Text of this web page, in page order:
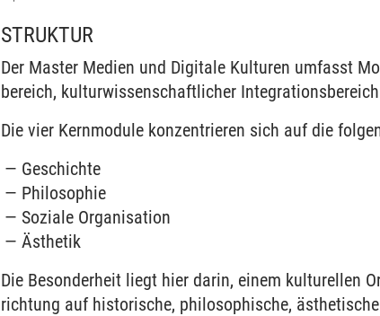
STRUKTUR
Der Master Medien und Digitale Kulturen umfasst
bereich, kultur­wissen­schaft­licher
Die vier Kern­module konzentrieren sich auf die
Geschichte
Philosophie
Soziale Organisation
Ästhetik
Die Besonder­heit liegt hier darin, einem kulturellen
richtung auf historische, philosophische,